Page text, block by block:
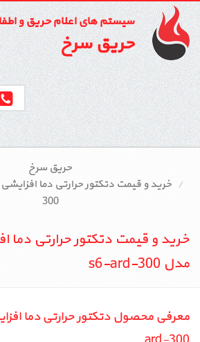
سیستم های اعلام حریق و
حریق سرخ
حریق سرخ
300
خرید و قیمت دتکتور حرارتی
مدل s6-ard-300